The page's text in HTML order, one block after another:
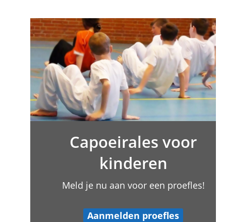
Capoeirales voor
kinderen
Meld je nu aan voor een proefles!
Aanmelden proefles